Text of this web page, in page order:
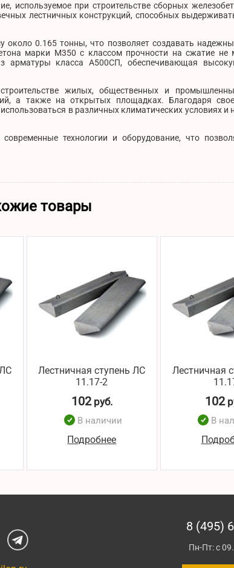
используемое при строительстве сборных
лестничных конструкций, способных
0.165 тонны, что позволяет создавать
марки М350 с классом прочности на сжатие
арматуры класса А500СП, обеспечивающая
жилых, общественных и
а также на открытых площадках. Благодаря
в различных климатических условиях и
технологии и оборудование, что
товары
Лестничная ступень ЛС
11.17-2
102руб.
В наличии
Подробнее
Лестничная
102
В
8 (495)
Пн-Пт: с